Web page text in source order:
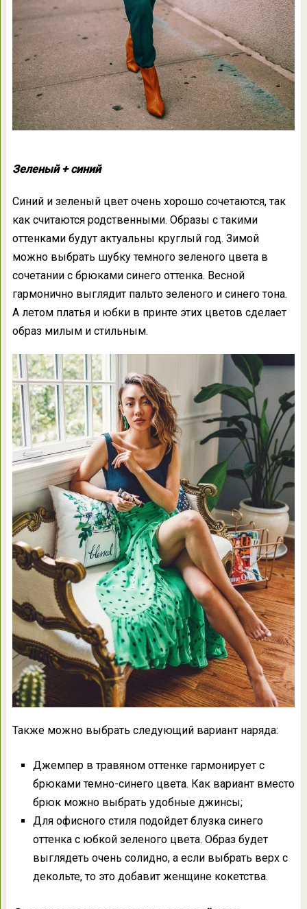
Зеленый + синий
Синий и зеленый цвет очень хорошо сочетаются, так
как считаются родственными. Образы с такими
оттенками будут актуальны круглый год. Зимой
можно выбрать шубку темного зеленого цвета в
сочетании с брюками синего оттенка. Весной
гармонично выглядит пальто зеленого и синего тона.
А летом платья и юбки в принте этих цветов сделает
образ милым и стильным.
Также можно выбрать следующий вариант наряда:
Джемпер в травяном оттенке гармонирует с
брюками темно-синего цвета. Как вариант вместо
брюк можно выбрать удобные джинсы;
Для офисного стиля подойдет блузка синего
оттенка с юбкой зеленого цвета. Образ будет
выглядеть очень солидно, а если выбрать верх с
декольте, то это добавит женщине кокетства.